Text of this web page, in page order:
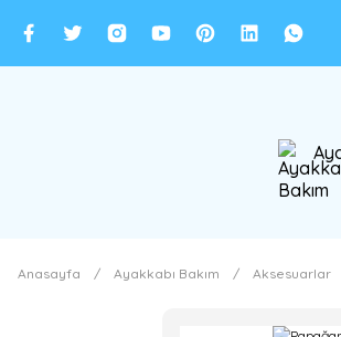
Anasayfa Ayakkabı Bakım Aksesuarlar